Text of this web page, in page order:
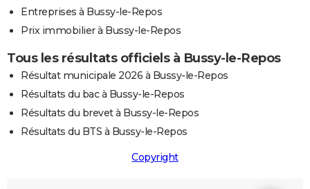
Entreprises à Bussy-le-Repos
Prix immobilier à Bussy-le-Repos
Tous les résultats officiels à Bussy-le-Repos
Résultat municipale 2026 à Bussy-le-Repos
Résultats du bac à Bussy-le-Repos
Résultats du brevet à Bussy-le-Repos
Résultats du BTS à Bussy-le-Repos
Copyright